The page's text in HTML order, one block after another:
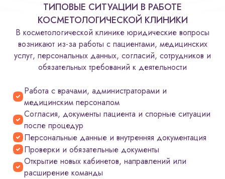
ТИПОВЫЕ СИТУАЦИИ В РАБОТЕ
КОСМЕТОЛОГИЧЕСКОЙ КЛИНИКИ
В косметологической клинике юридические вопросы
возникают из-за работы с пациентами, медицинских
услуг, персональных данных, согласий, сотрудников и
обязательных требований к деятельности
Работа с врачами, администраторами и
медицинским персоналом
Согласия, документы пациента и спорные ситуации
после процедур
Персональные данные и внутренняя документация
Проверки и обязательные документы
Открытие новых кабинетов, направлений или
расширение команды